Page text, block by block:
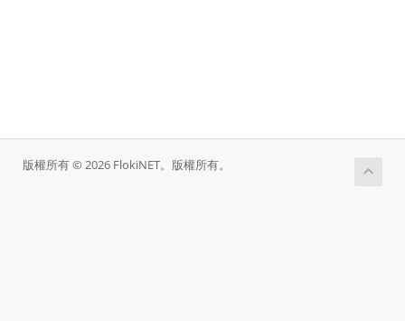
版權所有 © 2026 FlokiNET。版權所有。